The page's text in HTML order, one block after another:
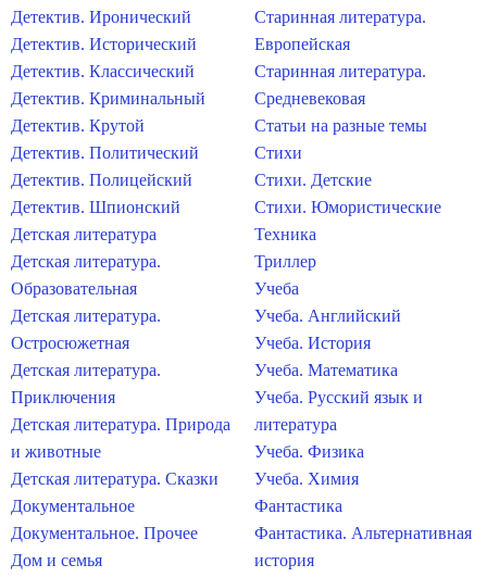
Детектив. Иронический
Детектив. Исторический
Детектив. Классический
Детектив. Криминальный
Детектив. Крутой
Детектив. Политический
Детектив. Полицейский
Детектив. Шпионский
Детская литература
Детская литература.
Образовательная
Детская литература.
Остросюжетная
Детская литература.
Приключения
Детская литература. Природа
и животные
Детская литература. Сказки
Документальное
Документальное. Прочее
Дом и семья
Старинная литература.
Европейская
Старинная литература.
Средневековая
Статьи на разные темы
Стихи
Стихи. Детские
Стихи. Юмористические
Техника
Триллер
Учеба
Учеба. Английский
Учеба. История
Учеба. Математика
Учеба. Русский язык и
литература
Учеба. Физика
Учеба. Химия
Фантастика
Фантастика. Альтернативная
история